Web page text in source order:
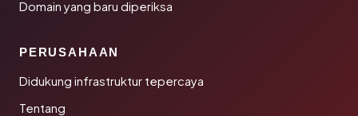
Domain yang baru diperiksa
PERUSAHAAN
Didukung infrastruktur tepercaya
Tentang